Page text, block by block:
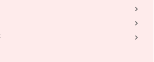
てみよう
る前に、まず、そもそも野菜のどんなとこ
てどんなところ…
菜ぎらい克服塾の発足